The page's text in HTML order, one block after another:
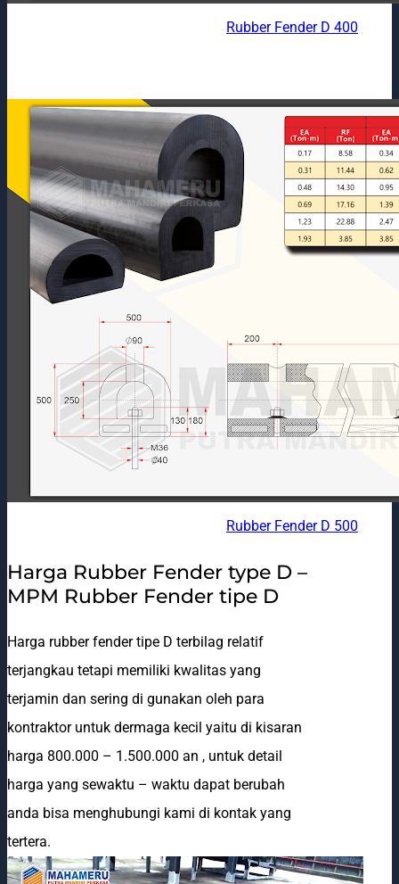
Rubber Fender D 400
Rubber Fender D 500
Harga Rubber Fender type D –
MPM Rubber Fender tipe D
Harga rubber fender tipe D terbilag relatif
terjangkau tetapi memiliki kwalitas yang
terjamin dan sering di gunakan oleh para
kontraktor untuk dermaga kecil yaitu di kisaran
harga 800.000 – 1.500.000 an , untuk detail
harga yang sewaktu – waktu dapat berubah
anda bisa menghubungi kami di kontak yang
tertera.